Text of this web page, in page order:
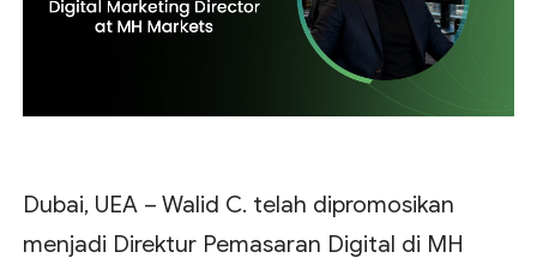
Dubai, UEA – Walid C. telah dipromosikan
menjadi Direktur Pemasaran Digital di MH